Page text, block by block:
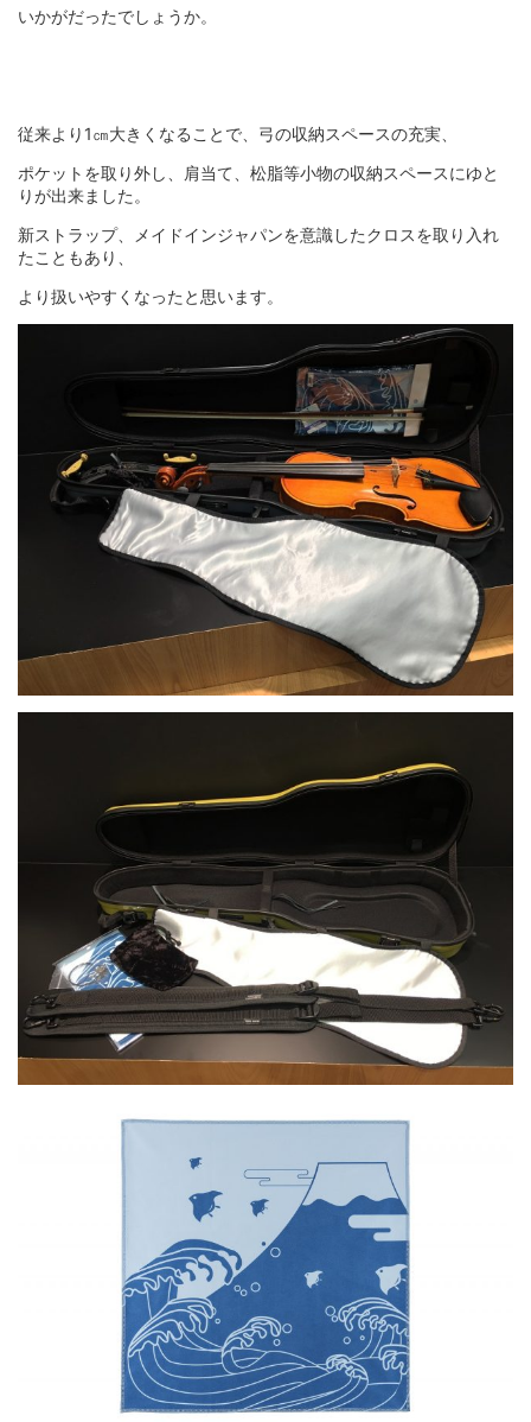
いかがだったでしょうか。
従来より1㎝大きくなることで、弓の収納スペースの充実、
ポケットを取り外し、肩当て、松脂等小物の収納スペースにゆと
りが出来ました。
新ストラップ、メイドインジャパンを意識したクロスを取り入れ
たこともあり、
より扱いやすくなったと思います。